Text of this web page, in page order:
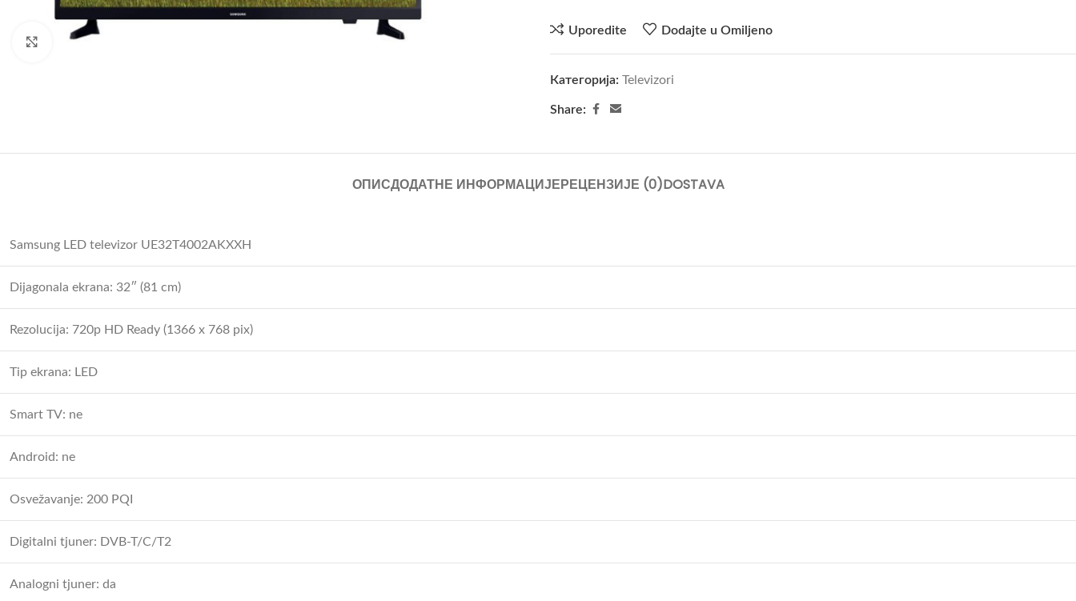
Uvećajte sliku
Uporedite Dodajte u Omiljeno
Категорија: Televizori
Share:
ОПИСДОДАТНЕ ИНФОРМАЦИЈЕРЕЦЕНЗИЈЕ (0)DOSTAVA
Samsung LED televizor UE32T4002AKXXH
Dijagonala ekrana: 32″ (81 cm)
Rezolucija: 720p HD Ready (1366 x 768 pix)
Tip ekrana: LED
Smart TV: ne
Android: ne
Osvežavanje: 200 PQI
Digitalni tjuner: DVB-T/C/T2
Analogni tjuner: da